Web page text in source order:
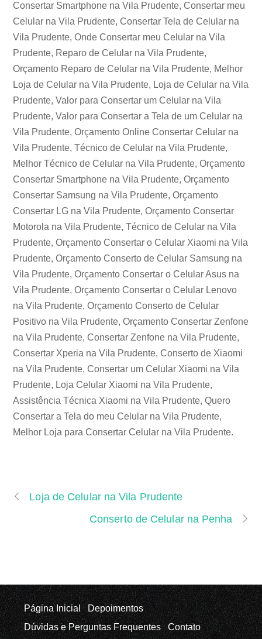
Consertar Smartphone na Vila Prudente, Consertar meu
Celular na Vila Prudente, Consertar Tela de Celular na
Vila Prudente, Onde Consertar meu Celular na Vila
Prudente, Reparo de Celular na Vila Prudente,
Orçamento Reparo de Celular na Vila Prudente, Melhor
Loja de Celular na Vila Prudente, Loja de Celular na Vila
Prudente, Valor para Consertar um Celular na Vila
Prudente, Valor para Consertar a Tela de um Celular na
Vila Prudente, Orçamento Online Consertar Celular na
Vila Prudente, Técnico de Celular na Vila Prudente,
Melhor Técnico de Celular na Vila Prudente, Orçamento
Consertar Smartphone na Vila Prudente, Orçamento
Consertar Samsung na Vila Prudente, Orçamento
Consertar LG na Vila Prudente, Orçamento Consertar
Motorola na Vila Prudente, Técnico de Celular na Vila
Prudente, Orçamento Consertar o Celular Xiaomi na Vila
Prudente, Orçamento Conserto de Celular Samsung na
Vila Prudente, Orçamento Consertar o Celular Asus na
Vila Prudente, Orçamento Consertar o Celular Lenovo
na Vila Prudente, Orçamento Conserto de Celular
Positivo na Vila Prudente, Orçamento Consertar Zenfone
na Vila Prudente, Consertar Zenfone na Vila Prudente,
Consertar Xperia na Vila Prudente, Conserto de Xiaomi
na Vila Prudente, Consertar um Celular Xiaomi na Vila
Prudente, Loja Celular Xiaomi na Vila Prudente,
Assistência Técnica Xiaomi na Vila Prudente, Quero
Consertar a Tela do meu Celular na Vila Prudente,
Melhor Loja para Consertar Celular na Vila Prudente.
Loja de Celular na Vila Prudente
Conserto de Celular na Penha
Página Inicial
Depoimentos
Dúvidas e Perguntas Frequentes
Contato